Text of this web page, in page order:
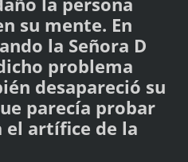
su mente. En
la Señora D
problema
desapareció su
parecía probar
el artífice de la